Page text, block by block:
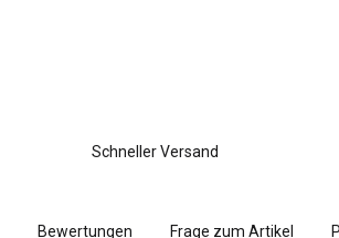
Schneller Versand
Bewertungen Frage zum Artikel